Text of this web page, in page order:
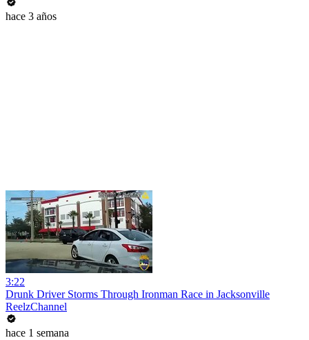
hace 3 años
3:22
Drunk Driver Storms Through Ironman Race in Jacksonville
ReelzChannel
hace 1 semana